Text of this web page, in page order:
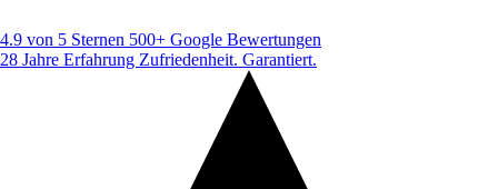
4.9 von 5 Sternen 500+ Google Bewertungen
28 Jahre Erfahrung Zufriedenheit. Garantiert.